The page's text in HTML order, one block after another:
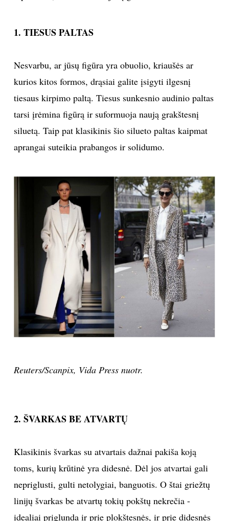
TEATRAS
FOTOGRAFIJA
ĮDOMYBĖS
ISTORIJA
KNYGOS
INTERJERAS
NAMAI
VIRTUVĖ
VAIKAI
NELAIMĖS
KONTAKTAI
1. TIESUS PALTAS
Nesvarbu, ar jūsų figūra yra obuolio, kriaušės ar
kurios kitos formos, drąsiai galite įsigyti ilgesnį
tiesaus kirpimo paltą. Tiesus sunkesnio audinio paltas
tarsi įrėmina figūrą ir suformuoja naują grakštesnį
siluetą. Taip pat klasikinis šio silueto paltas kaipmat
aprangai suteikia prabangos ir solidumo.
Reuters/Scanpix, Vida Press nuotr.
2. ŠVARKAS BE ATVARTŲ
Klasikinis švarkas su atvartais dažnai pakiša koją
toms, kurių krūtinė yra didesnė. Dėl jos atvartai gali
nepriglusti, gulti netolygiai, banguotis. O štai griežtų
linijų švarkas be atvartų tokių pokštų nekrečia -
idealiai priglunda ir prie plokštesnės, ir prie didesnės